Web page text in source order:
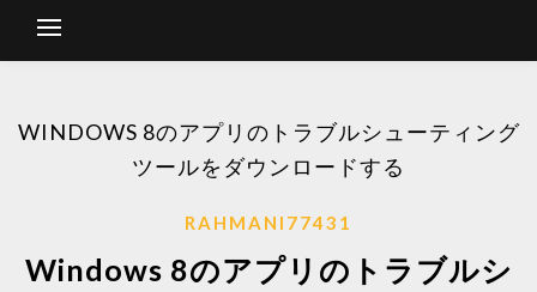
WINDOWS 8のアプリのトラブルシューティング
ツールをダウンロードする
RAHMANI77431
Windows 8のアプリのトラブルシ